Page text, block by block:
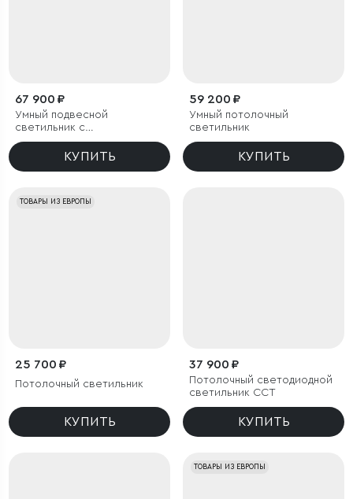
67 900 ₽
Умный подвесной
светильник с
регулировкой яркости
КУПИТЬ
59 200 ₽
Умный потолочный
светильник
КУПИТЬ
ТОВАРЫ ИЗ ЕВРОПЫ
25 700 ₽
Потолочный светильник
КУПИТЬ
37 900 ₽
Потолочный светодиодной
светильник CCT
КУПИТЬ
ТОВАРЫ ИЗ ЕВРОПЫ